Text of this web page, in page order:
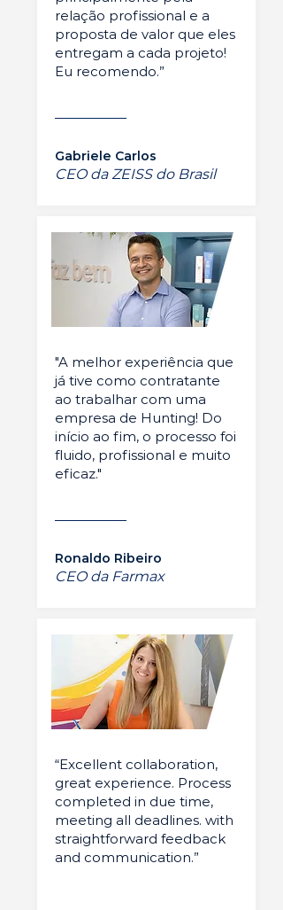
relação profissional e a
proposta de valor que eles
entregam a cada projeto!
Eu recomendo.”
Gabriele Carlos
CEO da ZEISS do Brasil
"A melhor experiência que
já tive como contratante
ao trabalhar com uma
empresa de Hunting! Do
início ao fim, o processo foi
fluido, profissional e muito
eficaz."
Ronaldo Ribeiro
CEO da Farmax
“Excellent collaboration,
great experience. Process
completed in due time,
meeting all deadlines. with
straightforward feedback
and communication.”